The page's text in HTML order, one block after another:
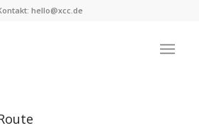
hello@xcc.de